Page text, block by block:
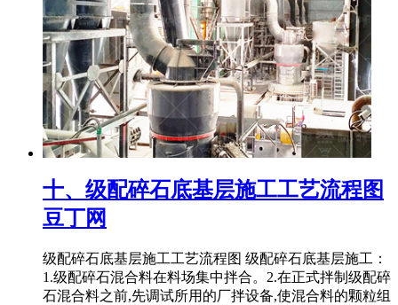
十、级配碎石底基层施工工艺流程图
豆丁网
级配碎石底基层施工工艺流程图 级配碎石底基层施工：
1.级配碎石混合料在料场集中拌合。2.在正式拌制级配碎
石混合料之前,先调试所用的厂拌设备,使混合料的颗粒组